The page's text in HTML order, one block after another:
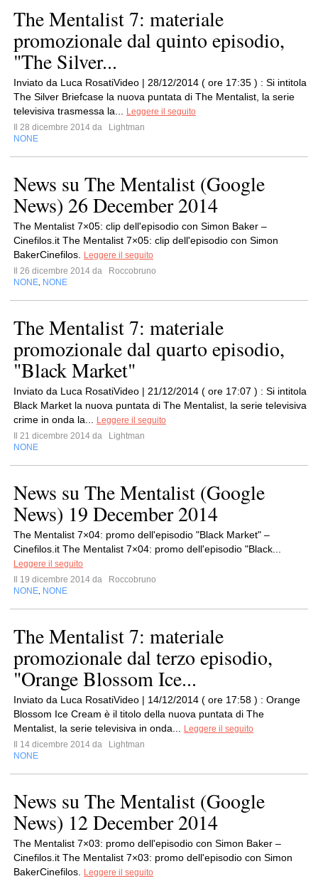
The Mentalist 7: materiale
promozionale dal quinto episodio,
"The Silver...
Inviato da Luca RosatiVideo | 28/12/2014 ( ore 17:35 ) : Si intitola
The Silver Briefcase la nuova puntata di The Mentalist, la serie
televisiva trasmessa la...
Leggere il seguito
Il 28 dicembre 2014 da
Lightman
NONE
News su The Mentalist (Google
News) 26 December 2014
The Mentalist 7×05: clip dell'episodio con Simon Baker –
Cinefilos.it The Mentalist 7×05: clip dell'episodio con Simon
BakerCinefilos.
Leggere il seguito
Il 26 dicembre 2014 da
Roccobruno
NONE NONE
The Mentalist 7: materiale
promozionale dal quarto episodio,
"Black Market"
Inviato da Luca RosatiVideo | 21/12/2014 ( ore 17:07 ) : Si intitola
Black Market la nuova puntata di The Mentalist, la serie televisiva
crime in onda la...
Leggere il seguito
Il 21 dicembre 2014 da
Lightman
NONE
News su The Mentalist (Google
News) 19 December 2014
The Mentalist 7×04: promo dell'episodio "Black Market" –
Cinefilos.it The Mentalist 7×04: promo dell'episodio "Black...
Leggere il seguito
Il 19 dicembre 2014 da
Roccobruno
NONE NONE
The Mentalist 7: materiale
promozionale dal terzo episodio,
"Orange Blossom Ice...
Inviato da Luca RosatiVideo | 14/12/2014 ( ore 17:58 ) : Orange
Blossom Ice Cream è il titolo della nuova puntata di The
Mentalist, la serie televisiva in onda...
Leggere il seguito
Il 14 dicembre 2014 da
Lightman
NONE
News su The Mentalist (Google
News) 12 December 2014
The Mentalist 7×03: promo dell'episodio con Simon Baker –
Cinefilos.it The Mentalist 7×03: promo dell'episodio con Simon
BakerCinefilos.
Leggere il seguito